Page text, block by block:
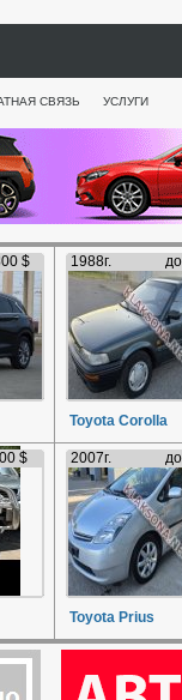
СВЯЗЬ УСЛУГИ
$ 1988г.
Toyota Corolla
$ 2007г.
Toyota Prius